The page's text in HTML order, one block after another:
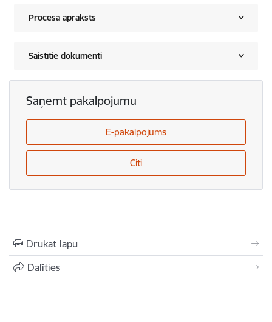
Procesa apraksts
Saistītie dokumenti
Saņemt pakalpojumu
E-pakalpojums
Citi
Drukāt lapu
Dalīties